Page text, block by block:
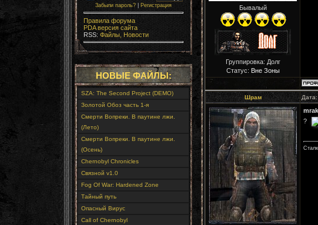
Забыли пароль? Регистрация
Правила форума
PDA версия сайта
RSS: Файлы, Новости
НОВЫЕ ФАЙЛЫ:
SZA: The Second Project (DEMO)
Золотой Обоз часть 1-я
Смерти Вопреки. В паутине лжи.
(Лето)
Смерти Вопреки. В паутине лжи.
(Осень)
Chernobyl Chronicles
Связной v1.0
Fog Of War: Hardened Zone
Тайный путь
Опасный Вирус
Call of Chernobyl
Бывалый
Группировка: Долг
Статус: Вне Зоны
Шрам
?